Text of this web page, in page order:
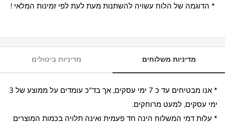
* הדוגמה של הלוח עשויה להשתנות מעת לעת לפי זמינות המלאי !
מדיניות משלוחים מדיניות ביטולים
* אנו מבטיחים עד כ 7 ימי עסקים, אך בד"כ עומדים על ממוצע של 3
ימי עסקים, למעט מרוחקים.
* עלות דמי המשלוח הינה חד פעמית ואינה תלויה בכמות המוצרים